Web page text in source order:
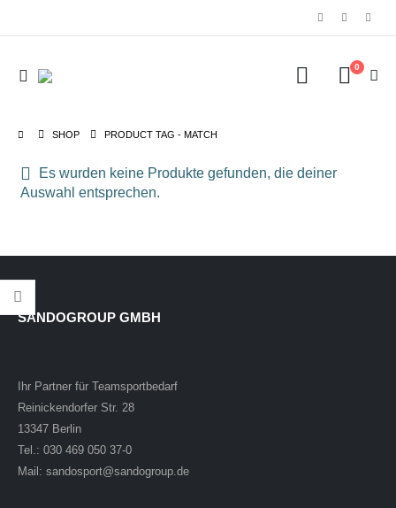
0
SHOP PRODUCT TAG -MATCH
Es wurden keine Produkte gefunden, die deiner
Auswahl entsprechen.
SANDOGROUP GMBH
Ihr Partner für Teamsportbedarf
Reinickendorfer Str. 28
13347 Berlin
Tel.: 030 469 050 37-0
Mail: sandosport@sandogroup.de